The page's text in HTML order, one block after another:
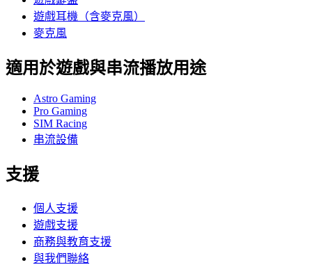
遊戲耳機（含麥克風）
麥克風
適用於遊戲與串流播放用途
Astro Gaming
Pro Gaming
SIM Racing
串流設備
支援
個人支援
遊戲支援
商務與教育支援
與我們聯絡